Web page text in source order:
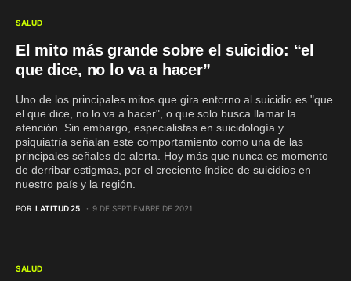
SALUD
El mito más grande sobre el suicidio: “el
que dice, no lo va a hacer”
Uno de los principales mitos que gira entorno al suicidio es "que
el que dice, no lo va a hacer", o que solo busca llamar la
atención. Sin embargo, especialistas en suicidología y
psiquiatría señalan este comportamiento como una de las
principales señales de alerta. Hoy más que nunca es momento
de derribar estigmas, por el creciente índice de suicidios en
nuestro país y la región.
POR LATITUD 25 9 DE SEPTIEMBRE DE 2021
SALUD